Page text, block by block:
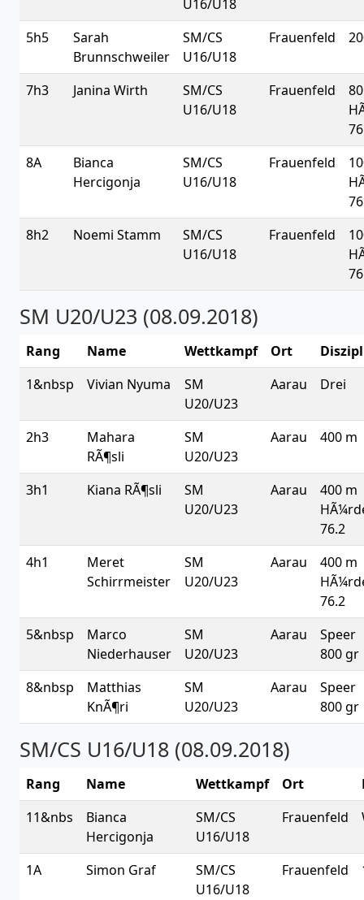
U16/U18
5h5
Sarah
Brunnschweiler
SM/CS
U16/U18
Frauenfeld
7h3 Janina Wirth
SM/CS
U16/U18
Frauenfeld
8A
Bianca
Hercigonja
SM/CS
U16/U18
Frauenfeld
8h2
Noemi Stamm
SM/CS
U16/U18
Frauenfeld
SM U20/U23 (08.09.2018)
Rang Name Wettkampf Ort
1&nbsp
Vivian Nyuma
SM
U20/U23
Aarau Drei
2h3
Mahara
RÃ¶sli
SM
U20/U23
Aarau 400 m
3h1 Kiana RÃ¶sli
SM
U20/U23
Aarau
400 m
76.2
4h1
Meret
Schirrmeister
SM
U20/U23
Aarau
400 m
76.2
5&nbsp
Marco
Niederhauser
SM
U20/U23
Aarau
Speer
800 gr
8&nbsp
Matthias
KnÃ¶ri
SM
U20/U23
Aarau
Speer
800 gr
SM/CS U16/U18 (08.09.2018)
Rang Name Wettkampf Ort
11&nbs
Bianca
Hercigonja
SM/CS
U16/U18
Frauenfeld
1A Simon Graf
SM/CS
U16/U18
Frauenfeld